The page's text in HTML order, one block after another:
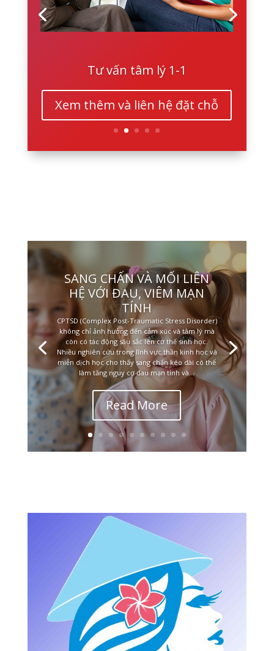
Tư vấn tâm lý 1-1
Xem thêm và liên hệ đặt chỗ
SANG CHẤN VÀ MỐI LIÊN
HỆ VỚI ĐAU, VIÊM MẠN
TÍNH
CPTSD (Complex Post-Traumatic Stress Disorder)
không chỉ ảnh hưởng đến cảm xúc và tâm lý mà
còn có tác động sâu sắc lên cơ thể sinh học.
Nhiều nghiên cứu trong lĩnh vực thần kinh học và
miễn dịch học cho thấy sang chấn kéo dài có thể
làm tăng nguy cơ đau mạn tính và...
Read More